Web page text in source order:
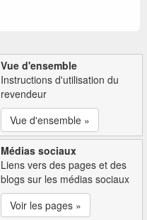
Vue d'ensemble
Instructions d'utilisation du
revendeur
Vue d'ensemble »
Médias sociaux
Liens vers des pages et des
blogs sur les médias sociaux
Voir les pages »